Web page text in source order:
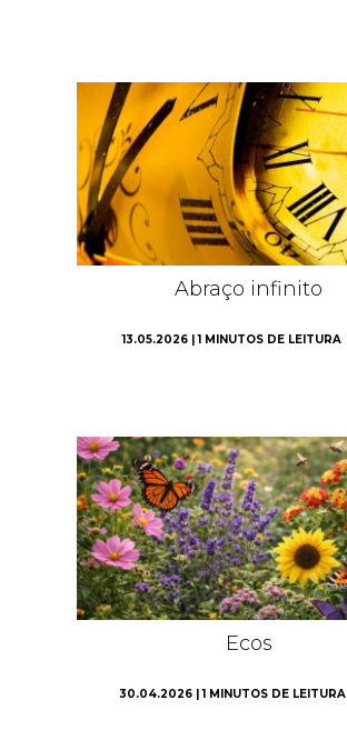
Abraço infinito
13.05.2026 | 1 MINUTOS DE LEITURA
Ecos
30.04.2026 | 1 MINUTOS DE LEITURA